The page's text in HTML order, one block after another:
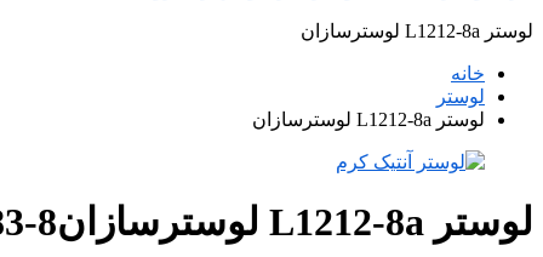
لوستر L1212-8a لوسترسازان
خانه
لوستر
لوستر L1212-8a لوسترسازان
لوستر L1212-8a لوسترسازان 8